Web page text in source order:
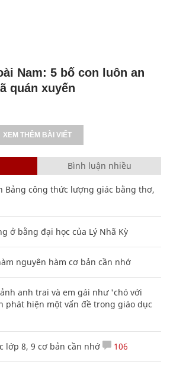
Nam: 5 bố con luôn an
quán xuyến
XEM THÊM BÀI VIẾT
Bình luận nhiều
Bảng công thức lượng giác bằng thơ,
ở bằng đại học của Lý Nhã Kỳ
nguyên hàm cơ bản cần nhớ
anh trai và em gái như 'chó với
phát hiện một vấn đề trong giáo dục
lớp 8, 9 cơ bản cần nhớ 106